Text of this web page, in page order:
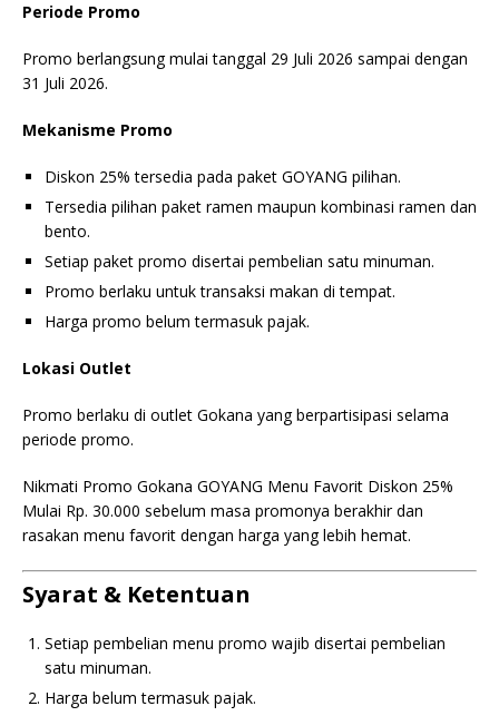
Periode Promo
Promo berlangsung mulai tanggal 29 Juli 2026 sampai dengan
31 Juli 2026.
Mekanisme Promo
Diskon 25% tersedia pada paket GOYANG pilihan.
Tersedia pilihan paket ramen maupun kombinasi ramen dan
bento.
Setiap paket promo disertai pembelian satu minuman.
Promo berlaku untuk transaksi makan di tempat.
Harga promo belum termasuk pajak.
Lokasi Outlet
Promo berlaku di outlet Gokana yang berpartisipasi selama
periode promo.
Nikmati Promo Gokana GOYANG Menu Favorit Diskon 25%
Mulai Rp. 30.000 sebelum masa promonya berakhir dan
rasakan menu favorit dengan harga yang lebih hemat.
Syarat & Ketentuan
Setiap pembelian menu promo wajib disertai pembelian
satu minuman.
Harga belum termasuk pajak.